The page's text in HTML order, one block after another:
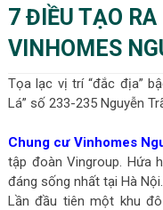
7 ĐIỀU TẠO
VINHOMES
Tọa lạc vị trí “đắc địa”
Lá” số 233-235 Nguyễn
Chung cư Vinhomes
tập đoàn Vingroup. Hứa
đáng sống nhất tại Hà Nội.
Lần đầu tiên một khu